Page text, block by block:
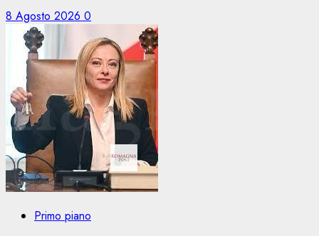
8 Agosto 2026 0
Primo piano